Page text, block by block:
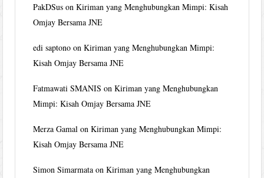
PakDSus onKiriman yang Menghubungkan Mimpi: Kisah
Omjay Bersama JNE
edi saptono onKiriman yang Menghubungkan Mimpi:
Kisah Omjay Bersama JNE
Fatmawati SMANIS onKiriman yang Menghubungkan
Mimpi: Kisah Omjay Bersama JNE
Merza Gamal onKiriman yang Menghubungkan Mimpi:
Kisah Omjay Bersama JNE
Simon Simarmata onKiriman yang Menghubungkan